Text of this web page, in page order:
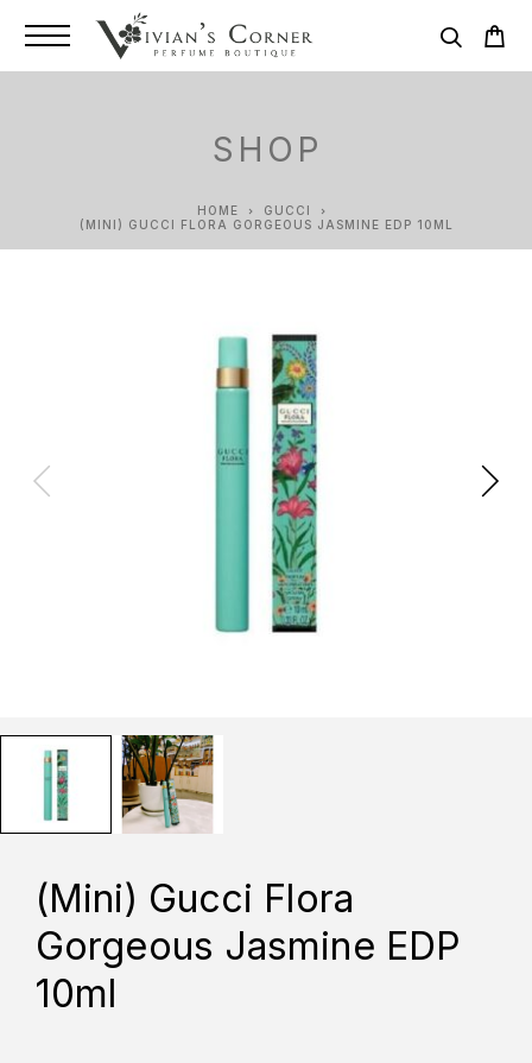
SHOP
HOME
GUCCI
(MINI) GUCCI FLORA GORGEOUS JASMINE EDP 10ML
(Mini) Gucci Flora
Gorgeous Jasmine EDP
10ml